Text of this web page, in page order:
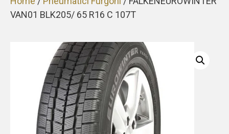
VAN01 BLK205/ 65 R16 C 107T